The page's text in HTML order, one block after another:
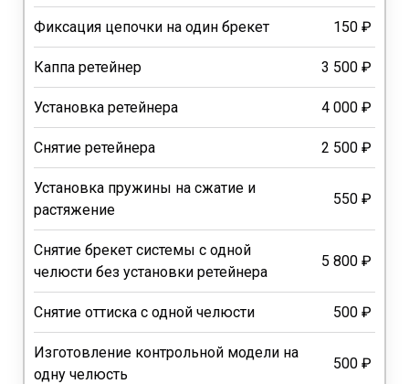
Фиксация цепочки на один брекет 150 ₽
Каппа ретейнер 3 500 ₽
Установка ретейнера 4 000 ₽
Снятие ретейнера 2 500 ₽
Установка пружины на сжатие и
растяжение
550 ₽
Снятие брекет системы с одной
челюсти без установки ретейнера
5 800 ₽
Снятие оттиска с одной челюсти 500 ₽
Изготовление контрольной модели на
одну челюсть
500 ₽